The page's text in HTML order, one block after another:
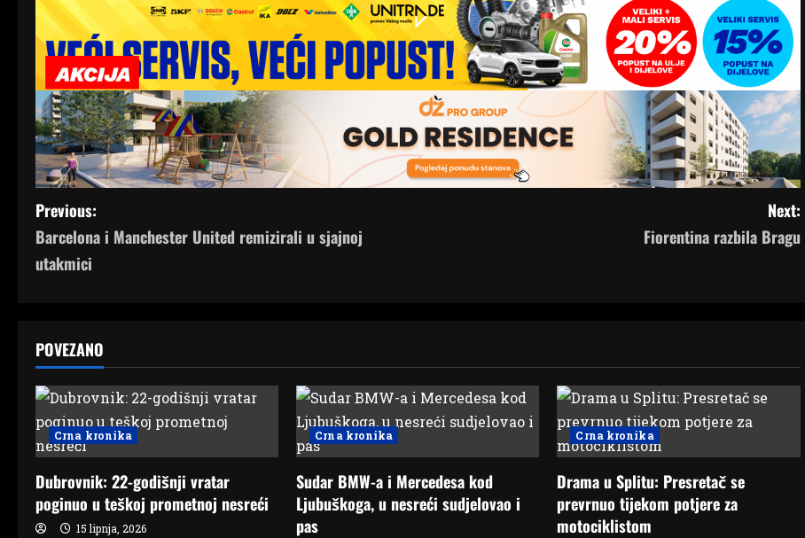
P
o
n
a
v
i
g
Previous:
Barcelona i Manchester United remizirali u sjajnoj
utakmici
Next:
Fiorentina razbila Bragu
POVEZANO
Crna kronika
Dubrovnik: 22-godišnji vratar
poginuo u teškoj prometnoj nesreći
15 lipnja, 2026
Crna kronika
Sudar BMW-a i Mercedesa kod
Ljubuškoga, u nesreći sudjelovao i
pas
Crna kronika
Drama u Splitu: Presretač se
prevrnuo tijekom potjere za
motociklistom